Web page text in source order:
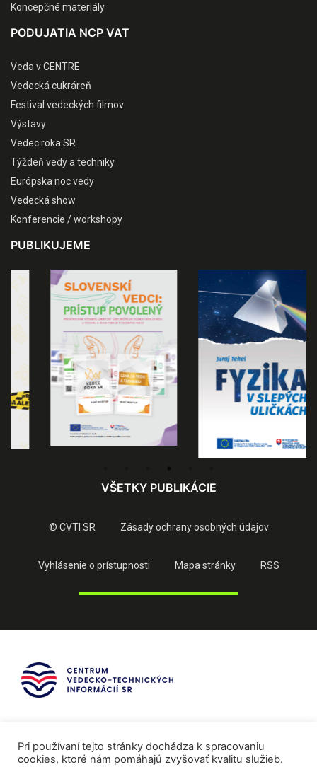
Koncepčné materiály
PODUJATIA NCP VAT
Veda v CENTRE
Vedecká cukráreň
Festival vedeckých filmov
Výstavy
Vedec roka SR
Týždeň vedy a techniky
Európska noc vedy
Vedecká show
Konferencie / workshopy
PUBLIKUJEME
VŠETKY PUBLIKÁCIE
© CVTI SR Zásady ochrany osobných údajov
Vyhlásenie o prístupnosti Mapa stránky RSS
Pri používaní tejto stránky dochádza k spracovaniu
cookies, ktoré nám pomáhajú zvyšovať kvalitu služieb.